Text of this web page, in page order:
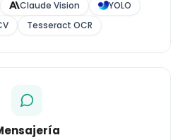
Claude Vision
YOLO
Tesseract OCR